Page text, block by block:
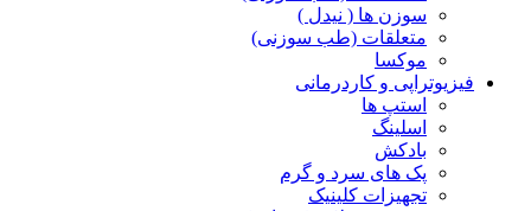
سوزن ها ( نیدل )
متعلقات (طب سوزنی)
موکسا
فیزیوتراپی و کاردرمانی
استپ ها
اسلینگ
بادکش
پک های سرد و گرم
تجهیزات کلینیک